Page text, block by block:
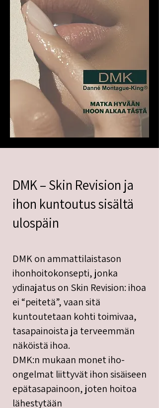
DMK – Skin Revision ja
ihon kuntoutus sisältä
ulospäin
DMK on ammattilaistason
ihonhoitokonsepti, jonka
ydinajatus on Skin Revision: ihoa
ei “peitetä”, vaan sitä
kuntoutetaan kohti toimivaa,
tasapainoista ja terveemmän
näköistä ihoa.
DMK:n mukaan monet iho-
ongelmat liittyvät ihon sisäiseen
epätasapainoon, joten hoitoa
lähestytään